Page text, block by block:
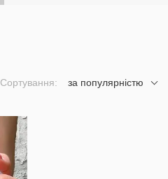
Сортування: за популярністю